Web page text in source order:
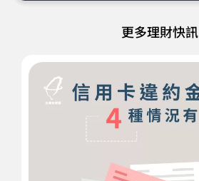
更多理財快訊